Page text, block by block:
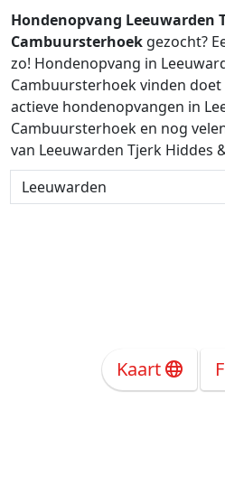
Hondenopvang Leeuwarden
Cambuursterhoek gezocht?
zo! Hondenopvang in
Cambuursterhoek vinden doet
actieve hondenopvangen in
Cambuursterhoek en nog
van Leeuwarden Tjerk Hiddes
Kaart